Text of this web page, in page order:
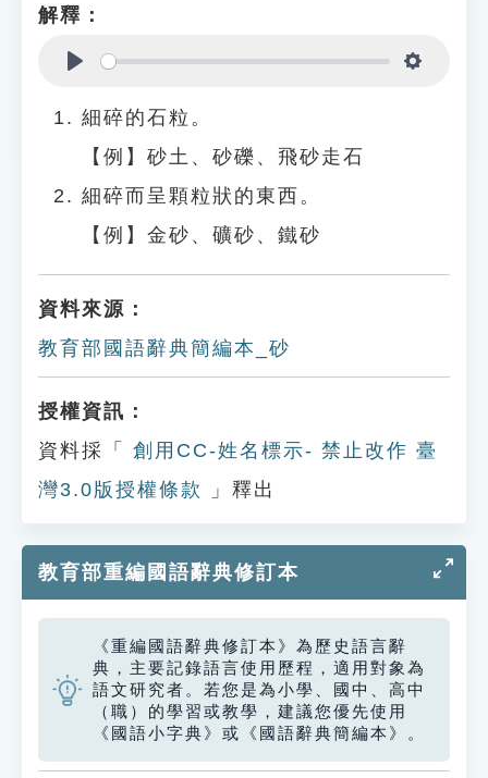
解釋：
細碎的石粒。
【例】砂土、砂礫、飛砂走石
細碎而呈顆粒狀的東西。
【例】金砂、礦砂、鐵砂
資料來源：
教育部國語辭典簡編本_砂
授權資訊：
資料採「
創用CC-姓名標示- 禁止改作 臺
灣3.0版授權條款
」釋出
教育部重編國語辭典修訂本
《重編國語辭典修訂本》為歷史語言辭
典，主要記錄語言使用歷程，適用對象為
語文研究者。若您是為小學、國中、高中
（職）的學習或教學，建議您優先使用
《國語小字典》或《國語辭典簡編本》。